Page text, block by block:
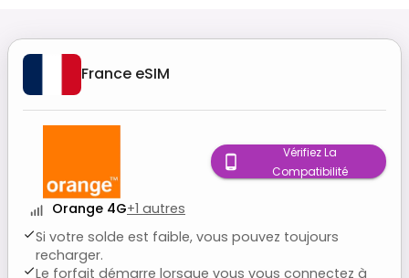
France eSIM
Orange 4G+1 autres
Si votre solde est faible, vous pouvez toujours
recharger.
Le forfait démarre lorsque vous vous connectez à
Vérifiez La
Compatibilité